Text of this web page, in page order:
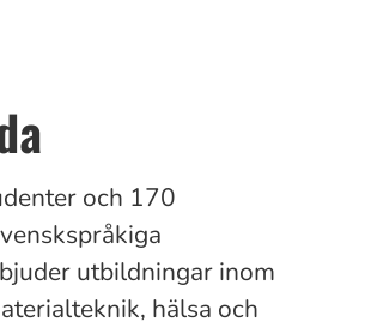
och 170
utbildningar inom
hälsa och